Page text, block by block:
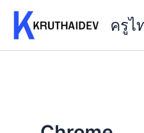
content
ครูไ